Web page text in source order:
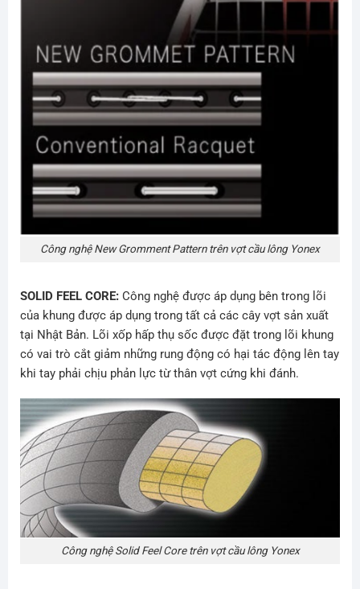
Công nghệ New Gromment Pattern trên vợt cầu lông Yonex
SOLID FEEL CORE:Công nghệ được áp dụng bên trong lõi
của khung được áp dụng trong tất cả các cây vợt sản xuất
tại Nhật Bản. Lõi xốp hấp thụ sốc được đặt trong lõi khung
có vai trò cắt giảm những rung động có hại tác động lên tay
khi tay phải chịu phản lực từ thân vợt cứng khi đánh.
Công nghệ Solid Feel Core trên vợt cầu lông Yonex